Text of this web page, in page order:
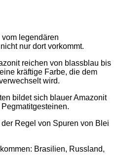
legendären
nur dort vorkommt.
reichen von blassblau bis
kräftige Farbe, die dem
wird.
bildet sich blauer Amazonit
Regel von Spuren von Blei
Brasilien, Russland,